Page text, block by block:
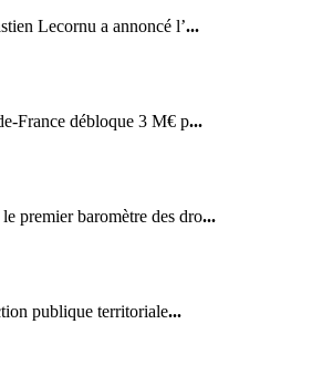
Lecornu a annoncé l’...
France débloque 3 M€ p...
premier baromètre des dro...
publique territoriale...